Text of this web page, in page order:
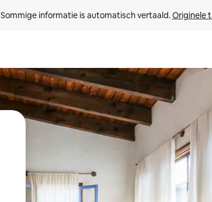
Sommige informatie is automatisch vertaald. Originele